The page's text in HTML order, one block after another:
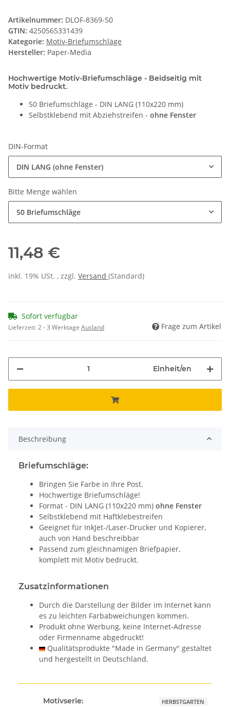
Artikelnummer: DLOF-8369-50
GTIN: 4250565331439
Kategorie: Motiv-Briefumschläge
Hersteller: Paper-Media
Hochwertige Motiv-Briefumschläge - Beidseitig mit
Motiv bedruckt.
50 Briefumschläge - DIN LANG (110x220 mm)
Selbstklebend mit Abziehstreifen - ohne Fenster
DIN-Format
DIN LANG (ohne Fenster)
Bitte Menge wählen
50 Briefumschläge
11,48 €
inkl. 19% USt. , zzgl. Versand (Standard)
Sofort verfügbar
Lieferzeit:2 - 3 Werktage Ausland Frage zum Artikel
Einheit/en
Beschreibung
Briefumschläge:
Bringen Sie Farbe in Ihre Post.
Hochwertige Briefumschläge!
Format - DIN LANG (110x220 mm) ohne Fenster
Selbstklebend mit Haftklebestreifen
Geeignet für InkJet-/Laser-Drucker und Kopierer,
auch von Hand beschreibbar
Passend zum gleichnamigen Briefpapier,
komplett mit Motiv bedruckt.
Zusatzinformationen
Durch die Darstellung der Bilder im Internet kann
es zu leichten Farbabweichungen kommen.
Produkt ohne Werbung, keine Internet-Adresse
oder Firmenname abgedruckt!
Qualitätsprodukte "Made in Germany" gestaltet
und hergestellt in Deutschland.
Motivserie: HERBSTGARTEN